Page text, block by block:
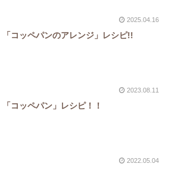
2025.04.16
「コッペパンのアレンジ」レシピ!!
2023.08.11
「コッペパン」レシピ！！
2022.05.04